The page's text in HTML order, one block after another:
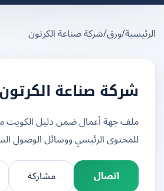
/ورق/شركة صناعة الكرتون
شركة صناعة الكرتون
ملف جهة أعمال ضمن دليل الكويت مع
للمحتوى الرئيسي ووسائل الوصول السريعة.
اتصال
مشاركة